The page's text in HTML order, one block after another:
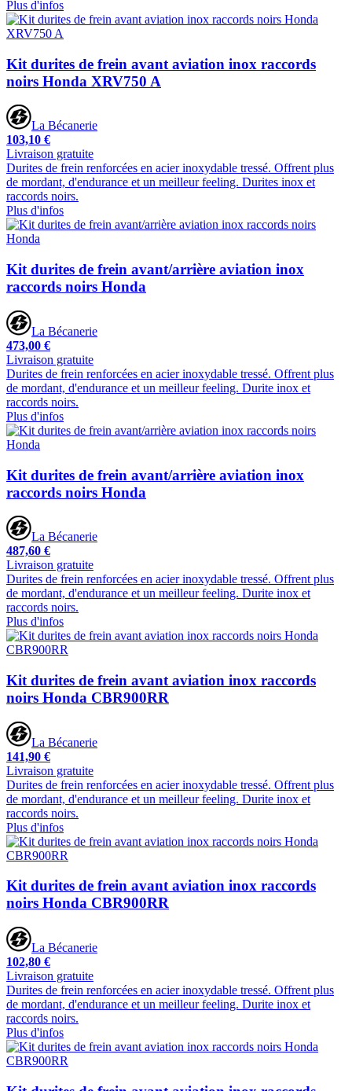
Plus d'infos
Kit durites de frein avant aviation inox raccords
noirs Honda XRV750 A
La Bécanerie
103,10 €
Livraison gratuite
Durites de frein renforcées en acier inoxydable tressé. Offrent plus
de mordant, d'endurance et un meilleur feeling. Durites inox et
raccords noirs.
Plus d'infos
Kit durites de frein avant/arrière aviation inox
raccords noirs Honda
La Bécanerie
473,00 €
Livraison gratuite
Durites de frein renforcées en acier inoxydable tressé. Offrent plus
de mordant, d'endurance et un meilleur feeling. Durite inox et
raccords noirs.
Plus d'infos
Kit durites de frein avant/arrière aviation inox
raccords noirs Honda
La Bécanerie
487,60 €
Livraison gratuite
Durites de frein renforcées en acier inoxydable tressé. Offrent plus
de mordant, d'endurance et un meilleur feeling. Durite inox et
raccords noirs.
Plus d'infos
Kit durites de frein avant aviation inox raccords
noirs Honda CBR900RR
La Bécanerie
141,90 €
Livraison gratuite
Durites de frein renforcées en acier inoxydable tressé. Offrent plus
de mordant, d'endurance et un meilleur feeling. Durite inox et
raccords noirs.
Plus d'infos
Kit durites de frein avant aviation inox raccords
noirs Honda CBR900RR
La Bécanerie
102,80 €
Livraison gratuite
Durites de frein renforcées en acier inoxydable tressé. Offrent plus
de mordant, d'endurance et un meilleur feeling. Durite inox et
raccords noirs.
Plus d'infos